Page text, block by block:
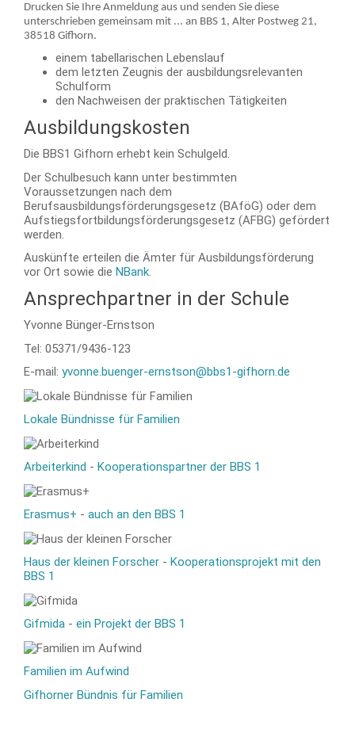
Drucken Sie Ihre Anmeldung aus und senden Sie diese
unterschrieben gemeinsam mit ... an BBS 1, Alter Postweg 21,
38518 Gifhorn.
einem tabellarischen Lebenslauf
dem letzten Zeugnis der ausbildungsrelevanten
Schulform
den Nachweisen der praktischen Tätigkeiten
Ausbildungskosten
Die BBS1 Gifhorn erhebt kein Schulgeld.
Der Schulbesuch kann unter bestimmten
Voraussetzungen nach dem
Berufsausbildungsförderungsgesetz (BAföG) oder dem
Aufstiegsfortbildungsförderungsgesetz (AFBG) gefördert
werden.
Auskünfte erteilen die Ämter für Ausbildungsförderung
vor Ort sowie die NBank.
Ansprechpartner in der Schule
Yvonne Bünger-Ernstson
Tel: 05371/9436-123
E-mail: yvonne.buenger-ernstson@bbs1-gifhorn.de
Lokale Bündnisse für Familien
Arbeiterkind - Kooperationspartner der BBS 1
Erasmus+ - auch an den BBS 1
Haus der kleinen Forscher - Kooperationsprojekt mit den
BBS 1
Gifmida - ein Projekt der BBS 1
Familien im Aufwind
Gifhorner Bündnis für Familien